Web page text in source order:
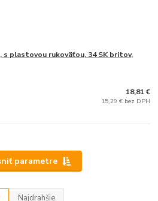
plastovou rukoväťou, 34 SK britov,
18,81 €
15,29 € bez DPH
parametre
Najdrahšie